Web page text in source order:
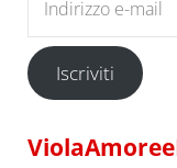
Iscriviti